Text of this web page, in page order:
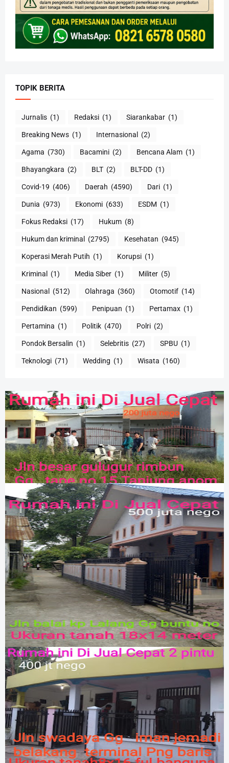
TOPIK BERITA
Jurnalis (1) Redaksi (1) Siarankabar (1)
Breaking News (1) Internasional (2)
Agama (730) Bacamini (2) Bencana Alam (1)
Bhayangkara (2) BLT (2) BLT-DD (1)
Covid-19 (406) Daerah (4590) Dari (1)
Dunia (973) Ekonomi (633) ESDM (1)
Fokus Redaksi (17) Hukum (8)
Hukum dan kriminal (2795) Kesehatan (945)
Koperasi Merah Putih (1) Korupsi (1)
Kriminal (1) Media Siber (1) Militer (5)
Nasional (512) Olahraga (360) Otomotif (14)
Pendidikan (599) Penipuan (1) Pertamax (1)
Pertamina (1) Politik (470) Polri (2)
Pondok Bersalin (1) Selebritis (27) SPBU (1)
Teknologi (71) Wedding (1) Wisata (160)